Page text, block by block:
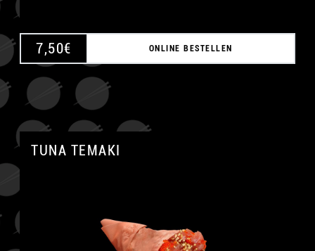
7,50€ ONLINE BESTELLEN
TUNA TEMAKI